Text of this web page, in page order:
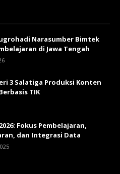
Narasumber Bimtek
di Jawa Tengah
3 Salatiga Produksi Konten
TIK
Fokus Pembelajaran,
dan Integrasi Data